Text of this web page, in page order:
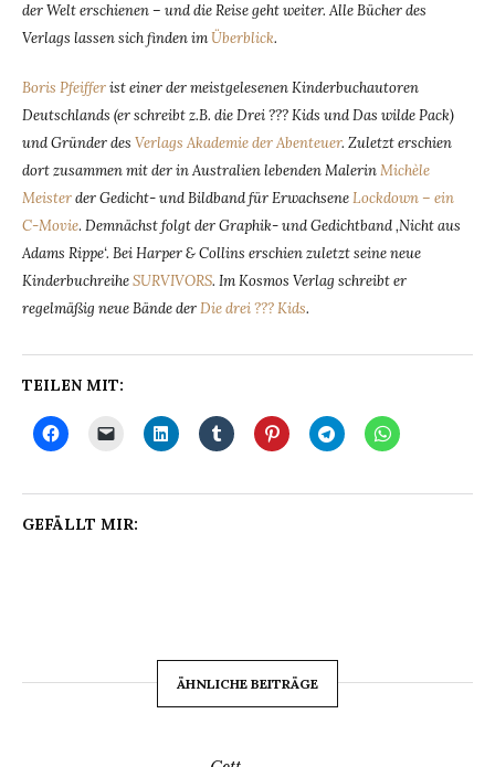
der Welt erschienen – und die Reise geht weiter. Alle Bücher des
Verlags lassen sich finden imÜberblick.
Boris Pfeifferist einer der meistgelesenen Kinderbuchautoren
Deutschlands (er schreibt z.B. die Drei ??? Kids und Das wilde Pack)
und Gründer des Verlags Akademie der Abenteuer. Zuletzt erschien
dort zusammen mit der in Australien lebenden MalerinMichèle
Meisterder Gedicht- und Bildband für ErwachseneLockdown – ein
C-Movie. Demnächst folgt der Graphik- und Gedichtband ‚Nicht aus
Adams Rippe‘. Bei Harper & Collins erschien zuletzt seine neue
KinderbuchreiheSURVIVORS. Im Kosmos Verlag schreibt er
regelmäßig neue Bände derDie drei ??? Kids.
TEILEN MIT:
GEFÄLLT MIR:
ÄHNLICHE BEITRÄGE